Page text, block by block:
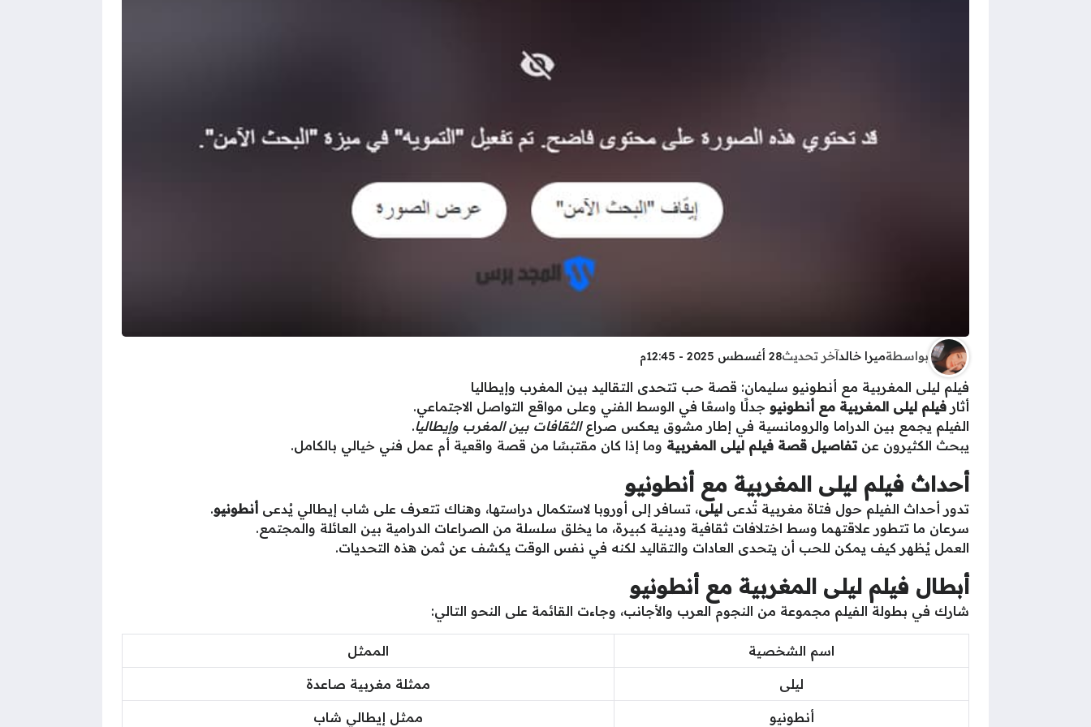
بواسطةميرا خالد آخر تحديث28 أغسطس 2025 - 12:45م
فيلم ليلى المغربية مع أنطونيو سليمان: قصة حب تتحدى التقاليد بين المغرب وإيطاليا
أثار فيلم ليلى المغربية مع أنطونيو جدلًا واسعًا في الوسط الفني وعلى مواقع التواصل الاجتماعي.
الفيلم يجمع بين الدراما والرومانسية في إطار مشوق يعكس صراعالثقافات بين المغرب وإيطاليا.
يبحث الكثيرون عنتفاصيل قصة فيلم ليلى المغربية وما إذا كان مقتبسًا من قصة واقعية أم عمل فني خيالي بالكامل.
أحداث فيلم ليلى المغربية مع أنطونيو
تدور أحداث الفيلم حول فتاة مغربية تُدعى ليلى، تسافر إلى أوروبا لاستكمال دراستها، وهناك تتعرف على شاب إيطالي يُدعى أنطونيو.
سرعان ما تتطور علاقتهما وسط اختلافات ثقافية ودينية كبيرة، ما يخلق سلسلة من الصراعات الدرامية بين العائلة والمجتمع.
العمل يُظهر كيف يمكن للحب أن يتحدى العادات والتقاليد لكنه في نفس الوقت يكشف عن ثمن هذه التحديات.
أبطال فيلم ليلى المغربية مع أنطونيو
شارك في بطولة الفيلم مجموعة من النجوم العرب والأجانب، وجاءت القائمة على النحو التالي:
اسم الشخصية الممثل
ليلى ممثلة مغربية صاعدة
أنطونيو ممثل إيطالي شاب